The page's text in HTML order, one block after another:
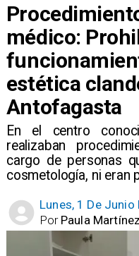
médico:
estética
Antofagasta
En el centro
realizaban
cargo de personas
cosmetología, ni eran
Lunes, 1 De
Paula
Por